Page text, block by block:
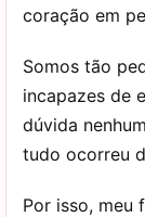
coração em
Somos tão
incapazes de
dúvida
tudo ocorreu
Por isso, meu